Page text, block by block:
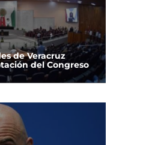
de Veracruz
del Congreso